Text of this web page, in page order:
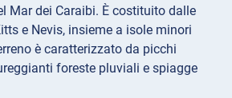
Mar dei Caraibi. È costituito dalle
e Nevis, insieme a isole minori
è caratterizzato da picchi
foreste pluviali e spiagge